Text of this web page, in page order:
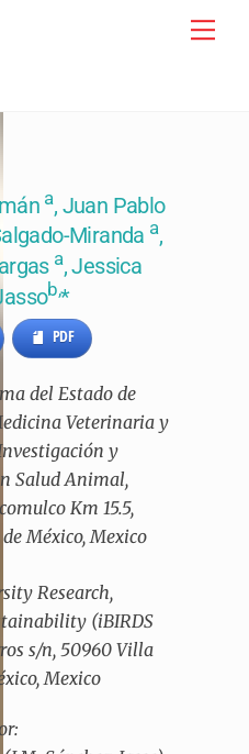
a, Juan Pablo
Miranda a,
a, Jessica
b,*
PDF
del Estado de
Veterinaria y
y
Salud Animal,
Km 15.5,
México, Mexico
Research,
(iBIRDS
s/n, 50960 Villa
Mexico